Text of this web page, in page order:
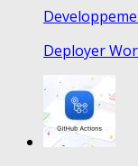
Deployer